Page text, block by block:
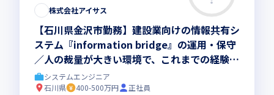
株式会社アイサス
【石川県金沢市勤務】建設業向けの情報共有シ
ステム『information bridge』の運用・保守
／人の裁量が大きい環境で、これまでの経験を
活かしませんか
システムエンジニア
石川県
400-500万円
正社員